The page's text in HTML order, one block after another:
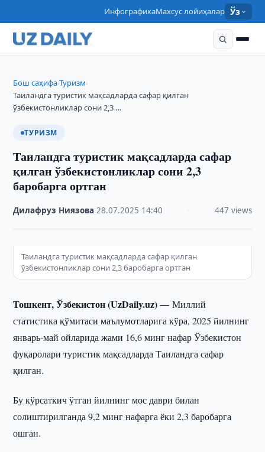
ИнфографикаМахсус лойиҳалар Ўз
Бош саҳифа›Туризм›
Таиландга туристик мақсадларда сафар қилган
ўзбекистонликлар сони 2,3 …
ТУРИЗМ
Таиландга туристик мақсадларда сафар
қилган ўзбекистонликлар сони 2,3
баробарга ортган
Дилафруз Ниязова ·28.07.2025 14:40 447 views
Таиландга туристик мақсадларда сафар қилган
ўзбекистонликлар сони 2,3 баробарга ортган
Тошкент, Ўзбекистон (UzDaily.uz) —Миллий
статистика қўмитаси маълумотларига кўра, 2025 йилнинг
январь-май ойларида жами 16,6 минг нафар Ўзбекистон
фуқаролари туристик мақсадларда Таиландга сафар
қилган.
Бу кўрсаткич ўтган йилнинг мос даври билан
солиштирилганда 9,2 минг нафарга ёки 2,3 баробарга
ошган.